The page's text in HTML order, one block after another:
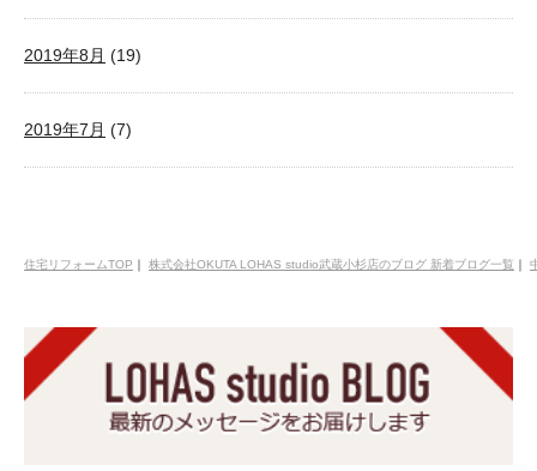
2019年8月 (19)
2019年7月 (7)
住宅リフォームTOP ｜ 株式会社OKUTA LOHAS studio武蔵小杉店のブログ 新着ブログ一覧 ｜